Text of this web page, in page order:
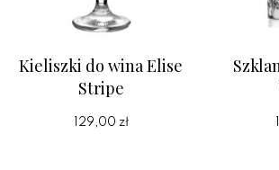
Kieliszki do wina Elise
Stripe
129,00 zł